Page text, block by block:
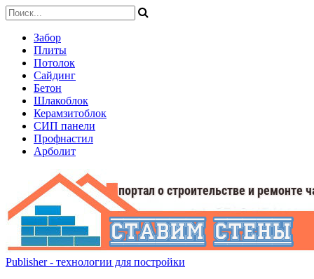
Забор
Плиты
Потолок
Сайдинг
Бетон
Шлакоблок
Керамзитоблок
СИП панели
Профнастил
Арболит
Publisher - технологии для постройки